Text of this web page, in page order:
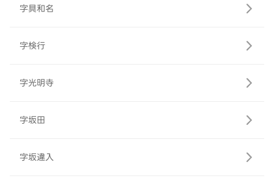
字具和名
字検行
字光明寺
字坂田
字坂違入